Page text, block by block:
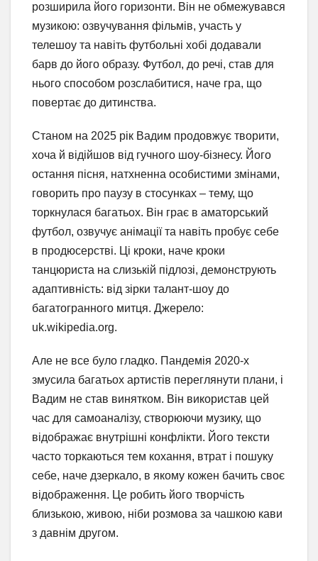
розширила його горизонти. Він не обмежувався
музикою: озвучування фільмів, участь у
телешоу та навіть футбольні хобі додавали
барв до його образу. Футбол, до речі, став для
нього способом розслабитися, наче гра, що
повертає до дитинства.
Станом на 2025 рік Вадим продовжує творити,
хоча й відійшов від гучного шоу-бізнесу. Його
остання пісня, натхненна особистими змінами,
говорить про паузу в стосунках – тему, що
торкнулася багатьох. Він грає в аматорський
футбол, озвучує анімації та навіть пробує себе
в продюсерстві. Ці кроки, наче кроки
танцюриста на слизькій підлозі, демонструють
адаптивність: від зірки талант-шоу до
багатогранного митця. Джерело:
uk.wikipedia.org.
Але не все було гладко. Пандемія 2020-х
змусила багатьох артистів переглянути плани, і
Вадим не став винятком. Він використав цей
час для самоаналізу, створюючи музику, що
відображає внутрішні конфлікти. Його тексти
часто торкаються тем кохання, втрат і пошуку
себе, наче дзеркало, в якому кожен бачить своє
відображення. Це робить його творчість
близькою, живою, ніби розмова за чашкою кави
з давнім другом.